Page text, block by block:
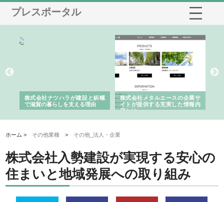
プレスポータル
株式会社ナツハラが建設と鋲螺
で滋賀の暮らしを支える理由
株式会社メタルエースの企業サ
イトが提供する充実した情報内
容とは
ホーム > その他業種 > その他_法人・企業
株式会社入勢建設が実現する安心の
住まいと地域発展への取り組み